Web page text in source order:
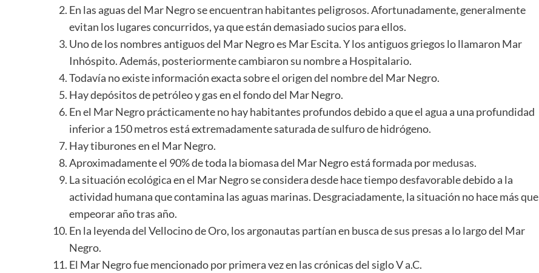
En las aguas del Mar Negro se encuentran habitantes peligrosos. Afortunadamente, generalmente
evitan los lugares concurridos, ya que están demasiado sucios para ellos.
Uno de los nombres antiguos del Mar Negro es Mar Escita. Y los antiguos griegos lo llamaron Mar
Inhóspito. Además, posteriormente cambiaron su nombre a Hospitalario.
Todavía no existe información exacta sobre el origen del nombre del Mar Negro.
Hay depósitos de petróleo y gas en el fondo del Mar Negro.
En el Mar Negro prácticamente no hay habitantes profundos debido a que el agua a una profundidad
inferior a 150 metros está extremadamente saturada de sulfuro de hidrógeno.
Hay tiburones en el Mar Negro.
Aproximadamente el 90% de toda la biomasa del Mar Negro está formada pormedusas.
La situación ecológica en el Mar Negro se considera desde hace tiempo desfavorable debido a la
actividad humana que contamina las aguas marinas. Desgraciadamente, la situación no hace más que
empeorar año tras año.
En la leyenda del Vellocino de Oro, los argonautas partían en busca de sus presas a lo largo del Mar
Negro.
El Mar Negro fue mencionado por primera vez en las crónicas del siglo V a.C.